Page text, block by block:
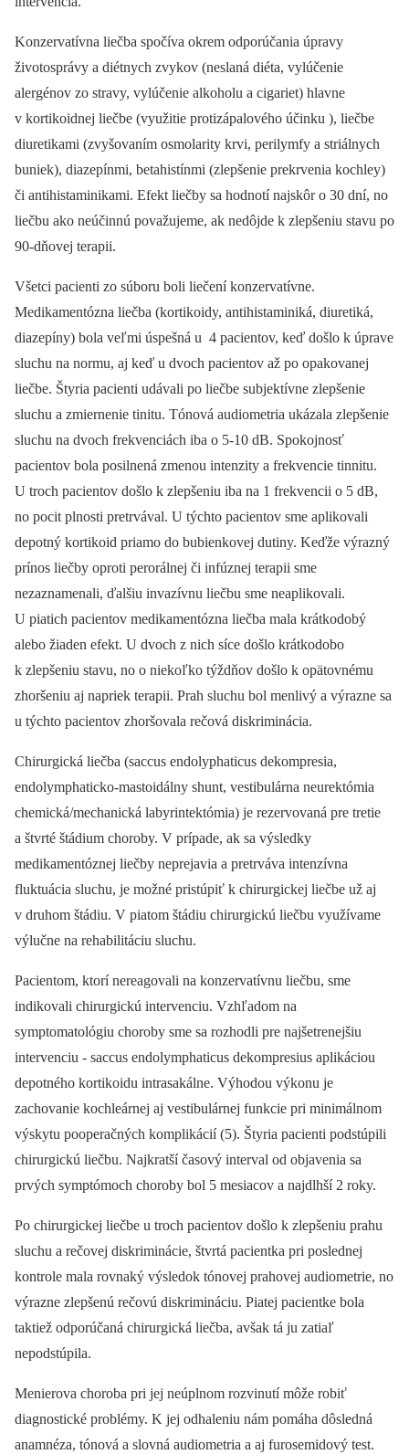
Konzervatívna liečba spočíva okrem odporúčania úpravy
životosprávy a diétnych zvykov (neslaná diéta, vylúčenie
alergénov zo stravy, vylúčenie alkoholu a cigariet) hlavne
v kortikoidnej liečbe (využitie protizápalového účinku ), liečbe
diuretikami (zvyšovaním osmolarity krvi, perilymfy a striálnych
buniek), diazepínmi, betahistínmi (zlepšenie prekrvenia kochley)
či antihistaminikami. Efekt liečby sa hodnotí najskôr o 30 dní, no
liečbu ako neúčinnú považujeme, ak nedôjde k zlepšeniu stavu po
90-dňovej terapii.
Všetci pacienti zo súboru boli liečení konzervatívne.
Medikamentózna liečba (kortikoidy, antihistaminiká, diuretiká,
diazepíny) bola veľmi úspešná u 4 pacientov, keď došlo k úprave
sluchu na normu, aj keď u dvoch pacientov až po opakovanej
liečbe. Štyria pacienti udávali po liečbe subjektívne zlepšenie
sluchu a zmiernenie tinitu. Tónová audiometria ukázala zlepšenie
sluchu na dvoch frekvenciách iba o 5-10 dB. Spokojnosť
pacientov bola posilnená zmenou intenzity a frekvencie tinnitu.
U troch pacientov došlo k zlepšeniu iba na 1 frekvencii o 5 dB,
no pocit plnosti pretrvával. U týchto pacientov sme aplikovali
depotný kortikoid priamo do bubienkovej dutiny. Keďže výrazný
prínos liečby oproti perorálnej či infúznej terapii sme
nezaznamenali, ďalšiu invazívnu liečbu sme neaplikovali.
U piatich pacientov medikamentózna liečba mala krátkodobý
alebo žiaden efekt. U dvoch z nich síce došlo krátkodobo
k zlepšeniu stavu, no o niekoľko týždňov došlo k opätovnému
zhoršeniu aj napriek terapii. Prah sluchu bol menlivý a výrazne sa
u týchto pacientov zhoršovala rečová diskriminácia.
Chirurgická liečba (saccus endolyphaticus dekompresia,
endolymphaticko-mastoidálny shunt, vestibulárna neurektómia
chemická/mechanická labyrintektómia) je rezervovaná pre tretie
a štvrté štádium choroby. V prípade, ak sa výsledky
medikamentóznej liečby neprejavia a pretrváva intenzívna
fluktuácia sluchu, je možné pristúpiť k chirurgickej liečbe už aj
v druhom štádiu. V piatom štádiu chirurgickú liečbu využívame
výlučne na rehabilitáciu sluchu.
Pacientom, ktorí nereagovali na konzervatívnu liečbu, sme
indikovali chirurgickú intervenciu. Vzhľadom na
symptomatológiu choroby sme sa rozhodli pre najšetrenejšiu
intervenciu -⁠ saccus endolymphaticus dekompresius aplikáciou
depotného kortikoidu intrasakálne. Výhodou výkonu je
zachovanie kochleárnej aj vestibulárnej funkcie pri minimálnom
výskytu pooperačných komplikácií (5). Štyria pacienti podstúpili
chirurgickú liečbu. Najkratší časový interval od objavenia sa
prvých symptómoch choroby bol 5 mesiacov a najdlhší 2 roky.
Po chirurgickej liečbe u troch pacientov došlo k zlepšeniu prahu
sluchu a rečovej diskriminácie, štvrtá pacientka pri poslednej
kontrole mala rovnaký výsledok tónovej prahovej audiometrie, no
výrazne zlepšenú rečovú diskrimináciu. Piatej pacientke bola
taktiež odporúčaná chirurgická liečba, avšak tá ju zatiaľ
nepodstúpila.
Menierova choroba pri jej neúplnom rozvinutí môže robiť
diagnostické problémy. K jej odhaleniu nám pomáha dôsledná
anamnéza, tónová a slovná audiometria a aj furosemidový test.